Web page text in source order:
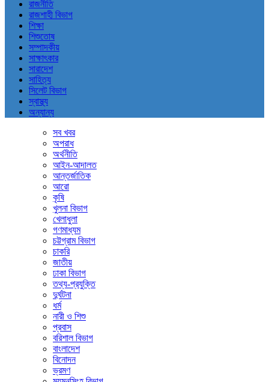
রাজনীতি
রাজশাহী বিভাগ
শিক্ষা
শিশুতোষ
সম্পাদকীয়
সাক্ষাৎকার
সারাদেশ
সাহিত্য
সিলেট বিভাগ
স্বাস্থ্য
অন্যান্য
সব খবর
অপরাধ
অর্থনীতি
আইন-আদালত
আন্তর্জাতিক
আরো
কৃষি
খুলনা বিভাগ
খেলাধুলা
গণমাধ্যম
চট্টগ্রাম বিভাগ
চাকরি
জাতীয়
ঢাকা বিভাগ
তথ্য-প্রযুক্তি
দুর্ঘটনা
ধর্ম
নারী ও শিশু
প্রবাস
বরিশাল বিভাগ
বাংলাদেশ
বিনোদন
ভ্রমণ